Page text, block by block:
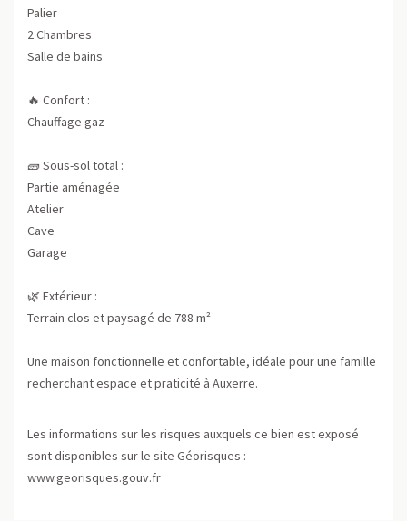
Palier
2 Chambres
Salle de bains
🔥 Confort :
Chauffage gaz
🧱 Sous-sol total :
Partie aménagée
Atelier
Cave
Garage
🌿 Extérieur :
Terrain clos et paysagé de 788 m²
Une maison fonctionnelle et confortable, idéale pour une famille
recherchant espace et praticité à Auxerre.
Les informations sur les risques auxquels ce bien est exposé
sont disponibles sur le site Géorisques :
www.georisques.gouv.fr